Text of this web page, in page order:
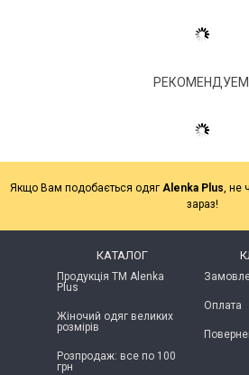
Якщо Вам подобається одяг Alenka Plus , не
зараз!
КАТАЛОГ
Продукція ТМ Alenka
Plus
Жіночий одяг великих
розмірів
Розпродаж: все по 100
грн
Оплата